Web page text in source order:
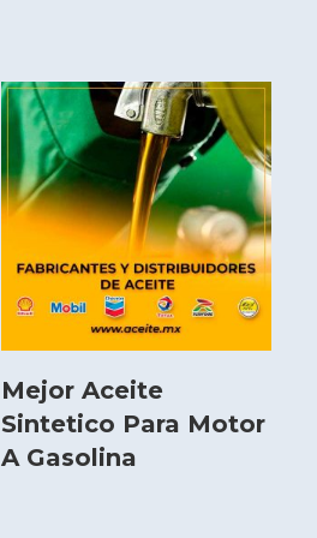
Mejor Aceite
Sintetico Para Motor
A Gasolina